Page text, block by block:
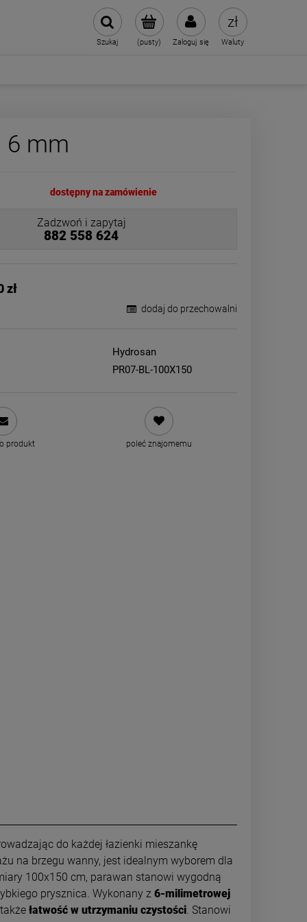
(pusty) Zaloguj się
Szukaj Waluty
6 mm
dostępny na zamówienie
Zadzwoń i zapytaj
882 558 624
zł
dodaj do przechowalni
Hydrosan
PR07-BL-100X150
produkt poleć znajomemu
do każdej łazienki mieszankę
na brzegu wanny, jest idealnym wyborem dla
100x150 cm, parawan stanowi wygodną
prysznica. Wykonany z 6-milimetrowej
łatwość w utrzymaniu czystości. Stanowi